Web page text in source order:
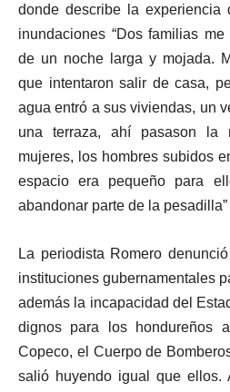
donde describe la experiencia
inundaciones “Dos familias
de un noche larga y mojada.
que intentaron salir de casa,
agua entró a sus viviendas, un
una terraza, ahí pasason
mujeres, los hombres subidos
espacio era pequeño para
abandonar parte de la pesadilla”
La periodista Romero
instituciones gubernamentales
además la incapacidad del
dignos para los hondureños
Copeco, el Cuerpo de
salió huyendo igual que ellos.